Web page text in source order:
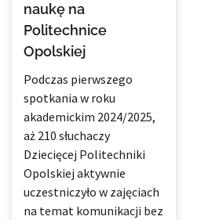
naukę na
Politechnice
Opolskiej
Podczas pierwszego
spotkania w roku
akademickim 2024/2025,
aż 210 słuchaczy
Dziecięcej Politechniki
Opolskiej aktywnie
uczestniczyło w zajęciach
na temat komunikacji bez